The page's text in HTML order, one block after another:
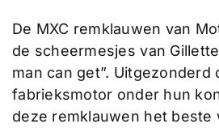
De MXC remklauwen van
de scheermesjes van
man can get”. Uitgezonderd
fabrieksmotor onder hun
deze remklauwen het beste